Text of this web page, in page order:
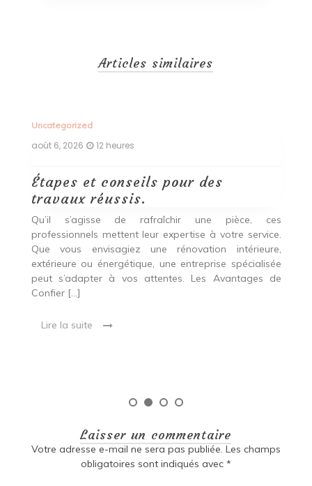
Articles similaires
Uncategorized
août 6, 2026 12 heures
Étapes et conseils pour des
travaux réussis.
Qu’il s’agisse de rafraîchir une pièce, ces
professionnels mettent leur expertise à votre service.
Que vous envisagiez une rénovation intérieure,
extérieure ou énergétique, une entreprise spécialisée
peut s’adapter à vos attentes. Les Avantages de
Confier […]
Lire la suite
Laisser un commentaire
Votre adresse e-mail ne sera pas publiée. Les champs
obligatoires sont indiqués avec *